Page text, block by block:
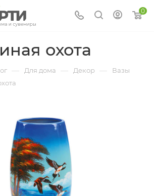
0
охота
— Для дома — Декор — Вазы